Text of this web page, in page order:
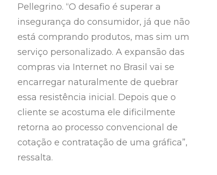
Pellegrino. “O desafio é superar a
insegurança do consumidor, já que não
está comprando produtos, mas sim um
serviço personalizado. A expansão das
compras via Internet no Brasil vai se
encarregar naturalmente de quebrar
essa resistência inicial. Depois que o
cliente se acostuma ele dificilmente
retorna ao processo convencional de
cotação e contratação de uma gráfica”,
ressalta.